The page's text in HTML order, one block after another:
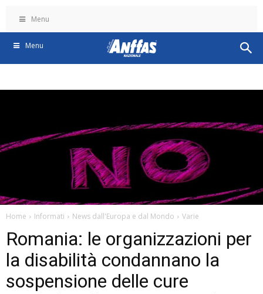
Menu
Menu
Home Informati News dall'Europa e dal Mondo Varie
Romania: le organizzazioni per
la disabilità condannano la
sospensione delle cure